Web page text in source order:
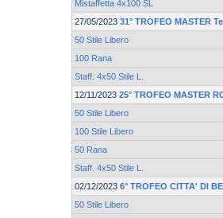
Mistaffetta 4x100 SL
27/05/2023 31° TROFEO MASTER
50 Stile Libero
100 Rana
Staff. 4x50 Stile L.
12/11/2023 25° TROFEO MASTER
50 Stile Libero
100 Stile Libero
50 Rana
Staff. 4x50 Stile L.
02/12/2023 6° TROFEO CITTA' DI
50 Stile Libero